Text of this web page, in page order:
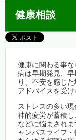
健康相談
健康に関わる事
病は早期発見、
り、不安を感じ
アドバイスを受け
ストレスの多い
神的疲労が蓄積
などに悩まされ
ャンパスライフ